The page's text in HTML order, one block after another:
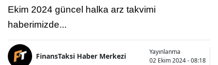
Ekim 2024 güncel halka arz takvimi
haberimizde...
FinansTaksi Haber Merkezi
Yayınlanma
02 Ekim 2024 - 08:18